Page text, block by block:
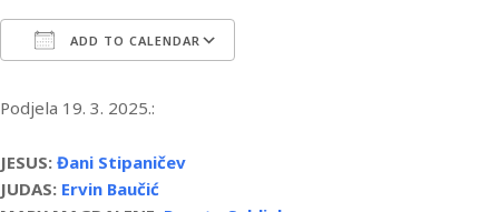
ADD TO CALENDAR
Podjela 19. 3. 2025.:
JESUS: Đani Stipaničev
JUDAS: Ervin Baučić